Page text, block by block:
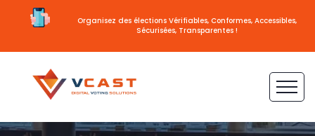
Organisez des élections Vérifiables, Conformes, Accessibles,
Sécurisées, Transparentes !